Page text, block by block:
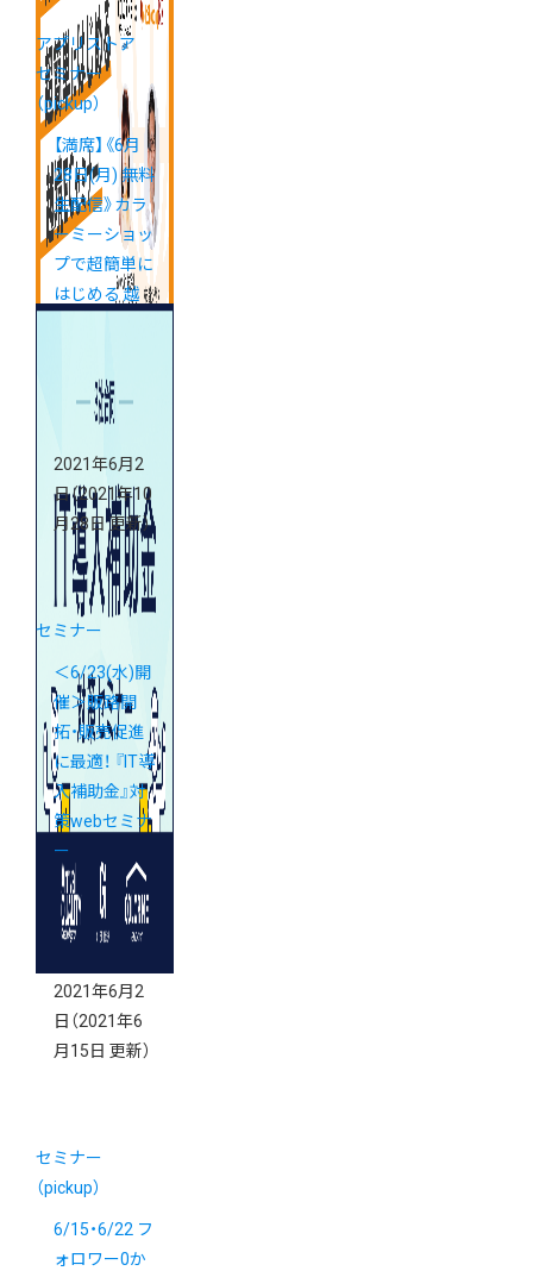
アプリストア
セミナー
（pickup）
【満席】《6月
28日(月) 無料
生配信》カラ
ーミーショッ
プで超簡単に
はじめる 越
2021年6月2
日（2021年10
月28日 更新）
セミナー
＜6/23(水)開
催＞販路開
拓・販売促進
に最適！ 『IT導
入補助金』対
策webセミナ
ー
2021年6月2
日 （2021年6
月15日 更新）
セミナー
（pickup）
6/15・6/22 フ
ォロワー0か